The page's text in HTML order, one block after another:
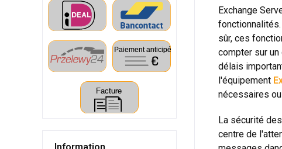
Information
Exchange
sûr, ces
compter sur
délais
l'équipement
nécessaires
La sécurité
centre de